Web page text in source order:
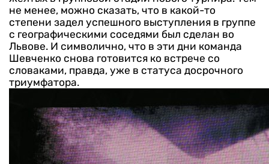
не менее, можно сказать, что в какой-то
степени задел успешного выступления в группе
с географическими соседями был сделан во
Львове. И символично, что в эти дни команда
Шевченко снова готовится ко встрече со
словаками, правда, уже в статуса досрочного
триумфатора.